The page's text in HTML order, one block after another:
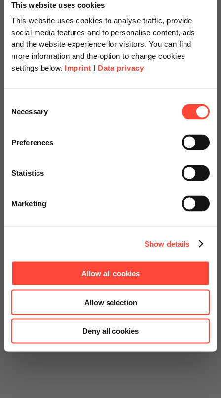
This website uses cookies
This website uses cookies to analyse traffic, provide
social media features and to personalise content, ads
and the website experience for visitors. You can find
more information and the option to change cookies
settings below. Imprint I Data privacy
Selection
Necessary
Preferences
Statistics
Marketing
Show details
Allow all cookies
Allow selection
Deny all cookies
specially adapted offers and